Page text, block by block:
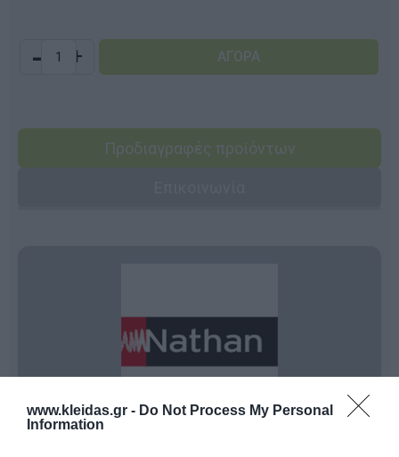
www.kleidas.gr - Do Not Process My Personal
Information
- +
Προδιαγραφές προϊόντων